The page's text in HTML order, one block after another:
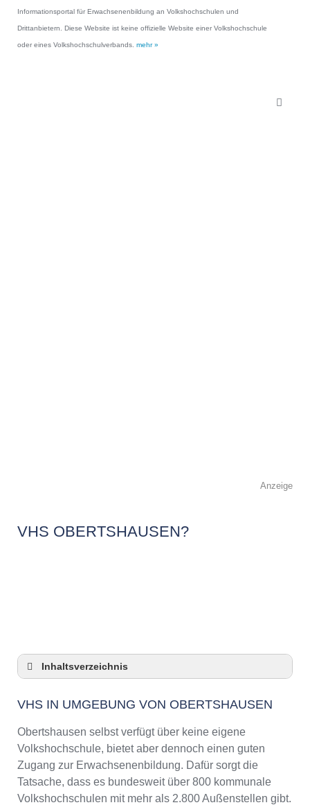
Informationsportal für Erwachsenenbildung an Volkshochschulen und
Drittanbietern. Diese Website ist keine offizielle Website einer Volkshochschule
oder eines Volkshochschulverbands. mehr »
Anzeige
VHS OBERTSHAUSEN?
Inhaltsverzeichnis
3 Quicktipps
Checkliste: VHS-Kurse rund um Obertshausen
Keine VHS in Obertshausen
Online-Kurse: Pro und Contra
Online-Kurse als alternative Angebote zu
VHS IN UMGEBUNG VON OBERTSHAUSEN
Obertshausen selbst verfügt über keine eigene
Volkshochschule, bietet aber dennoch einen guten
Zugang zur Erwachsenenbildung. Dafür sorgt die
Tatsache, dass es bundesweit über 800 kommunale
Volkshochschulen mit mehr als 2.800 Außenstellen gibt.